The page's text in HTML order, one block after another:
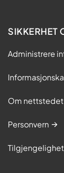
SIKKERHET
Administrere
Om nettstedet
Personvern